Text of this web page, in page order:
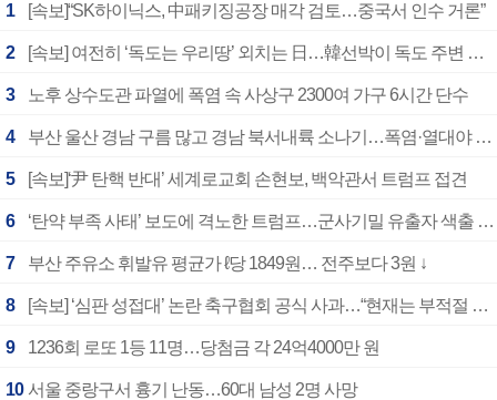
1 [속보]“SK하이닉스, 中패키징공장 매각 검토…중국서 인수 거론”
2 [속보] 여전히 ‘독도는 우리땅’ 외치는 日…韓선박이 독도 주변 해양조사 활동하자 반발
3 노후 상수도관 파열에 폭염 속 사상구 2300여 가구 6시간 단수
4 부산 울산 경남 구름 많고 경남 북서내륙 소나기…폭염·열대야 계속
5 [속보]‘尹 탄핵 반대’ 세계로교회 손현보, 백악관서 트럼프 접견
6 ‘탄약 부족 사태’ 보도에 격노한 트럼프…군사기밀 유출자 색출 지시
7 부산 주유소 휘발유 평균가 ℓ당 1849원… 전주보다 3원 ↓
8 [속보] ‘심판 성접대’ 논란 축구협회 공식 사과…“현재는 부적절 행위 없어”
9 1236회 로또 1등 11명…당첨금 각 24억4000만 원
10 서울 중랑구서 흉기 난동…60대 남성 2명 사망